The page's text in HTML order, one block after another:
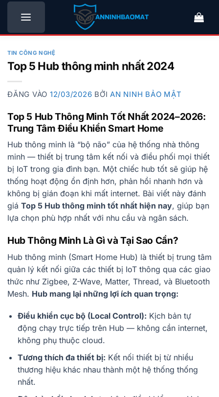
Bỏ
nội
TIN CÔNG NGHỆ
Top 5 Hub thông minh nhất 2024
ĐĂNG VÀO 12/03/2026 BỞI AN NINH BẢO MẬT
Top 5 Hub Thông Minh Tốt Nhất 2024–2026:
Trung Tâm Điều Khiển Smart Home
Hub thông minh là “bộ não” của hệ thống nhà thông
minh — thiết bị trung tâm kết nối và điều phối mọi thiết
bị IoT trong gia đình bạn. Một chiếc hub tốt sẽ giúp hệ
thống hoạt động ổn định hơn, phản hồi nhanh hơn và
không bị gián đoạn khi mất internet. Bài viết này đánh
giá Top 5 Hub thông minh tốt nhất hiện nay, giúp bạn
lựa chọn phù hợp nhất với nhu cầu và ngân sách.
Hub Thông Minh Là Gì và Tại Sao Cần?
Hub thông minh (Smart Home Hub) là thiết bị trung tâm
quản lý kết nối giữa các thiết bị IoT thông qua các giao
thức như Zigbee, Z-Wave, Matter, Thread, và Bluetooth
Mesh. Hub mang lại những lợi ích quan trọng:
Điều khiển cục bộ (Local Control): Kịch bản tự
động chạy trực tiếp trên Hub — không cần internet,
không phụ thuộc cloud.
Tương thích đa thiết bị: Kết nối thiết bị từ nhiều
thương hiệu khác nhau thành một hệ thống thống
nhất.